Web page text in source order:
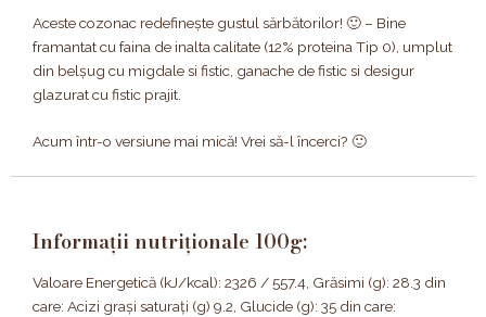
Aceste cozonac redefinește gustul sărbătorilor! 🙂 – Bine
framantat cu faina de inalta calitate (12% proteina Tip 0), umplut
din belșug cu migdale si fistic, ganache de fistic si desigur
glazurat cu fistic prajit.
Acum într-o versiune mai mică! Vrei să-l încerci? 🙂
Informații nutriționale 100g:
Valoare Energetică (kJ/kcal): 2326 / 557.4, Grăsimi (g): 28.3 din
care: Acizi grași saturați (g) 9.2, Glucide (g): 35 din care: